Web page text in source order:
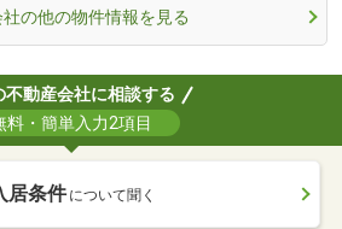
社の他の物件情報を見る
不動産会社に相談する
料・簡単入力2項目
居条件 について聞く